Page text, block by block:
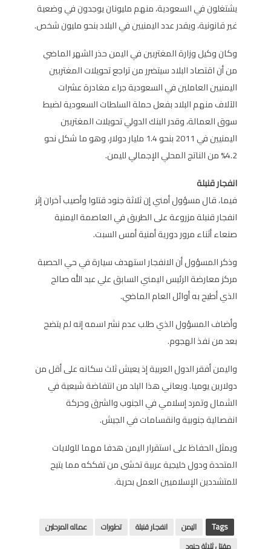
يشتغلون في السعودية، منهم مليونان يوجدون في وضعية
غير قانونية، ويقدر عدد اليمنيين في البلاد بنحو مليون شخص.
وكان وكيل وزارة المغتربين في اليمن حذر الشهر الماضي
من أن اقتصاد البلاد سيتضرر من تراجع تحويلات المغتربين
اليمنيين العاملين في السعودية جراء مغادرة عشرات
الآلاف منهم البلاد بفعل حملة السلطات السعودية لضبط
سوق العمالة، وقدر البنك الدولي تحويلات المغتربين
اليمنيين في 2011 بنحو 1.4 مليار دولار، وهو ما شكل نحو
4.2% من الناتج المحلي الإجمالي لليمن.
انفجار قنبلة
فيما، قال مسؤول أمني إن ثلاثة جنود قتلوا وأصيب آخران إثر
انفجار قنبلة مزروعة على الطريق في العاصمة اليمنية
صنعاء أثناء مرور دورية أمنية أمس السبت.
وذكر المسؤول أن الانفجار استهدف سيارة في حي الحصبة
مركز معارضة الرئيس اليمني السابق علي عبد الله صالح
الذي أطيح به أوائل العام الماضي.
وأضاف المسؤول الذي طلب عدم نشر اسمه إنه لم يتضح
بعد من نفذ الهجوم.
واليمن أفقر الدول العربية إذ يعيش ثلث سكانه على أقل من
دولارين يوميا. ويعاني هذا البلد من انتفاضة شيعية في
الشمال وتمرد إسلامي في الجنوب والشرق وحركة
انفصالية جنوبية وانقسامات في الجيش.
ويمثل الحفاظ على استقرار اليمن هدفا مهما للولايات
المتحدة ودول خليجية عربية تخشى من تفككه مما يتيح
للمتشددين الإسلاميين العمل بحرية.
Tags اليمن انفجار قنبلة تطورات
عماله المرحلين
مقتل ثلاثة جنود